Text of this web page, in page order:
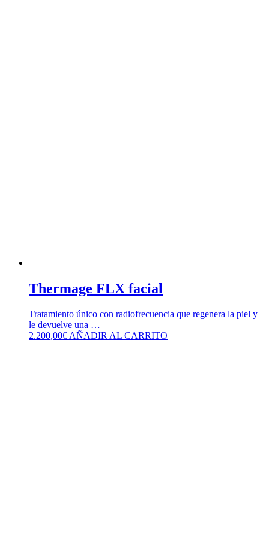
Thermage FLX facial
Tratamiento único con radiofrecuencia que regenera la piel y
le devuelve una …
2.200,00€ AÑADIR AL CARRITO